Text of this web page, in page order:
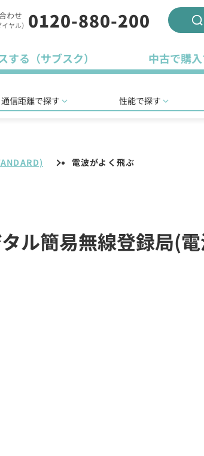
わせ
ヤル） 0120-880-200
する（サブスク） 中古で購
通信距離で探す 性能で探す
電波がよく飛ぶ
ル簡易無線登録局(